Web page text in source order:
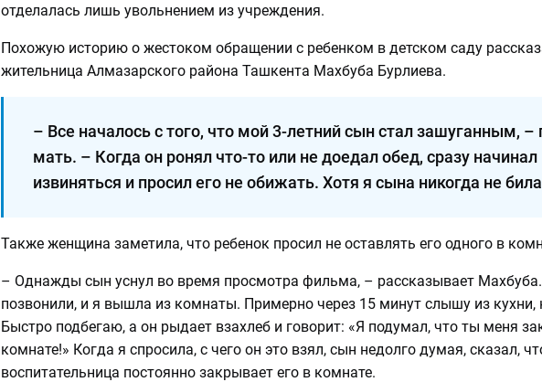
отделалась лишь увольнением из учреждения.
Похожую историю о жестоком обращении с ребенком в детском саду
жительница Алмазарского района Ташкента Махбуба Бурлиева.
– Все началось с того, что мой 3-летний сын стал зашуганным, –
мать. – Когда он ронял что-то или не доедал обед, сразу начинал
извиняться и просил его не обижать. Хотя я сына никогда не
Также женщина заметила, что ребенок просил не оставлять его одного в
– Однажды сын уснул во время просмотра фильма, – рассказывает
позвонили, и я вышла из комнаты. Примерно через 15 минут слышу из кухни,
Быстро подбегаю, а он рыдает взахлеб и говорит: «Я подумал, что ты меня
комнате!» Когда я спросила, с чего он это взял, сын недолго думая, сказал,
воспитательница постоянно закрывает его в комнате.